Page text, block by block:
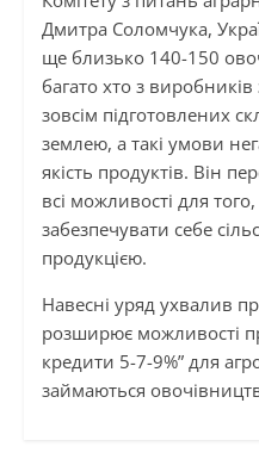
Дмитра Соломчука,
ще близько 140-150
багато хто з
зовсім підготовлених
землею, а такі умови
якість продуктів. Він
всі можливості для
забезпечувати себе
продукцією.
Навесні уряд ухвалив
розширює можливості
кредити 5-7-9%” для
займаються